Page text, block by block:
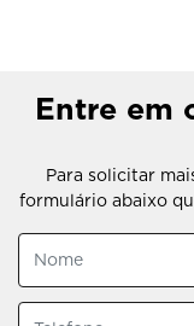
Entre em
Para solicitar
formulário abaixo